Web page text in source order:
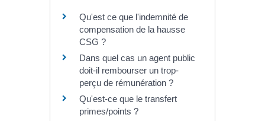
Qu'est ce que l'indemnité de
compensation de la hausse
CSG ?
Dans quel cas un agent public
doit-il rembourser un trop-
perçu de rémunération ?
Qu'est-ce que le transfert
primes/points ?